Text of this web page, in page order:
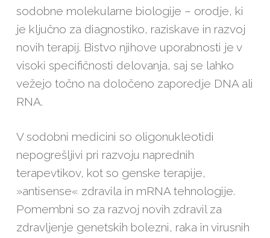
sodobne molekularne biologije – orodje, ki
je ključno za diagnostiko, raziskave in razvoj
novih terapij. Bistvo njihove uporabnosti je v
visoki specifičnosti delovanja, saj se lahko
vežejo točno na določeno zaporedje DNA ali
RNA.
V sodobni medicini so oligonukleotidi
nepogrešljivi pri razvoju naprednih
terapevtikov, kot so genske terapije,
»antisense« zdravila in mRNA tehnologije.
Pomembni so za razvoj novih zdravil za
zdravljenje genetskih bolezni, raka in virusnih